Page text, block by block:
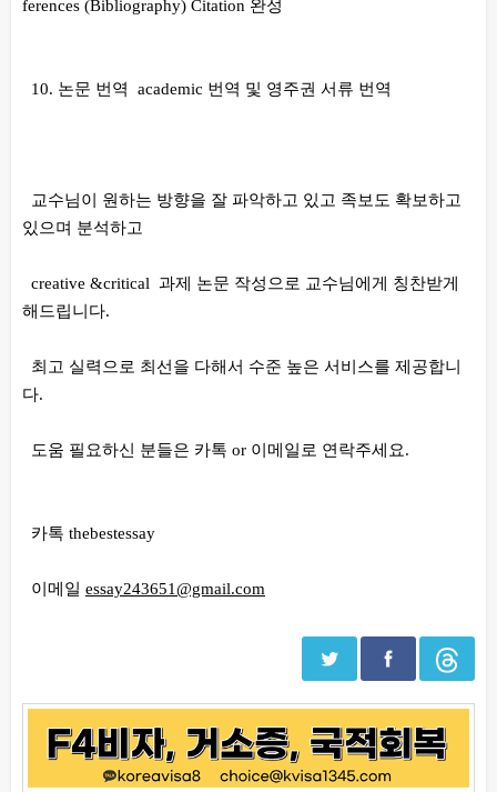
ferences (Bibliography) Citation 완성
10. 논문 번역 academic 번역 및 영주권 서류 번역
교수님이 원하는 방향을 잘 파악하고 있고 족보도 확보하고
있으며 분석하고
creative &critical 과제 논문 작성으로 교수님에게 칭찬받게
해드립니다.
최고 실력으로 최선을 다해서 수준 높은 서비스를 제공합니
다.
도움 필요하신 분들은 카톡 or 이메일로 연락주세요.
카톡 thebestessay
이메일 essay243651@gmail.com